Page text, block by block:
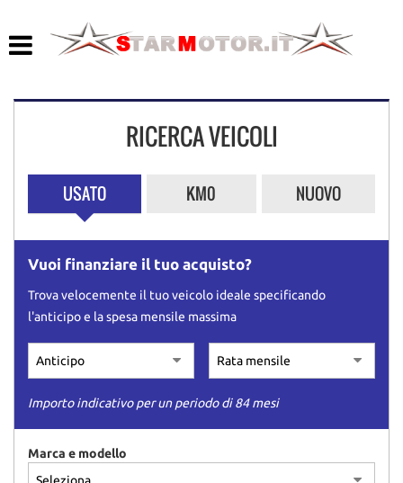
ASSISTENZA
CONTATTI
RICERCA VEICOLI
USATO KM0 NUOVO
Vuoi finanziare il tuo acquisto?
Trova velocemente il tuo veicolo ideale specificando
l'anticipo e la spesa mensile massima
Importo indicativo per un periodo di 84 mesi
Marca e modello